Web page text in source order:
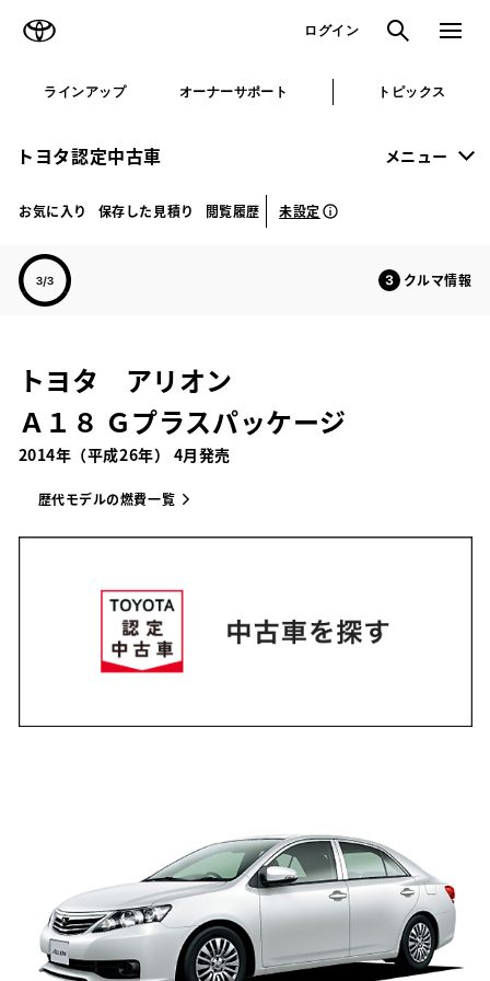
ログイン 検索 メニュ
ラインアップ オーナーサポート トピックス
トヨタ認定中古車 メニュー
お気に入り 保存した見積り 閲覧履歴 未設定
クルマ情報
トヨタ アリオン
Ａ１８ Ｇプラスパッケージ
2014年（平成26年） 4月発売
歴代モデルの燃費一覧